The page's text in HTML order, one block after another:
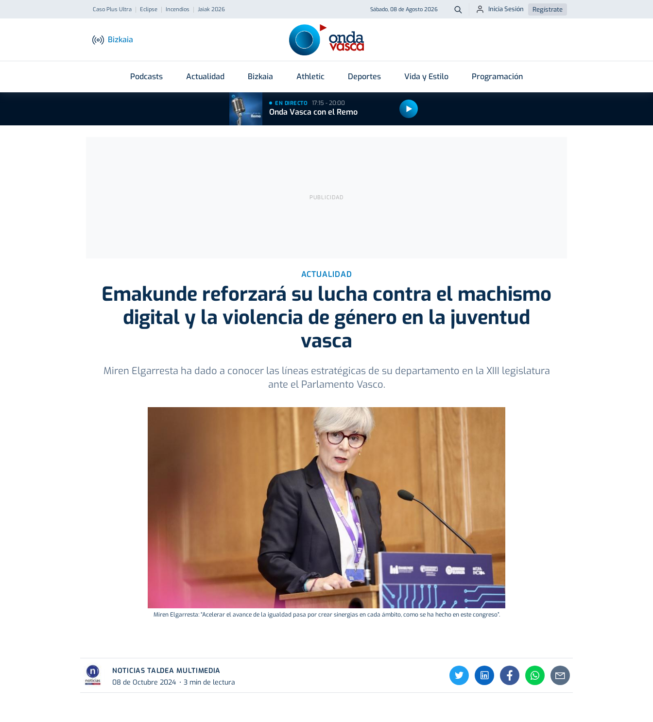
Caso Plus Ultra Eclipse Incendios Jaiak 2026 Sábado, 08 de Agosto 2026 Buscar
Inicia Sesión Regístrate
Bizkaia
Podcasts Actualidad Bizkaia Athletic Deportes Vida y Estilo Programación
EN DIRECTO 17:15 - 20:00
Onda Vasca con el Remo
ACTUALIDAD
Emakunde reforzará su lucha contra el machismo
digital y la violencia de género en la juventud
vasca
Miren Elgarresta ha dado a conocer las líneas estratégicas de su departamento en la XIII legislatura
ante el Parlamento Vasco.
Miren Elgarresta: “Acelerar el avance de la igualdad pasa por crear sinergias en cada ámbito, como se ha hecho en este congreso”.
NOTICIAS TALDEA MULTIMEDIA
08 de Octubre 2024
3 min de lectura